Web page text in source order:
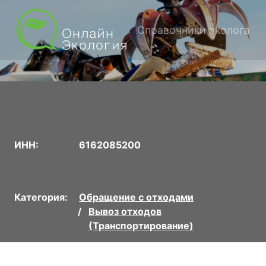
Справочники эколога
ИНН: 6162085200
Категория:
Обращение с отходами
Вывоз отходов
(Транспортирование)